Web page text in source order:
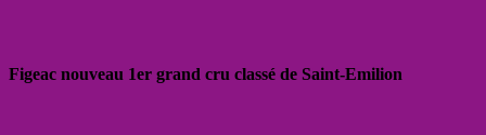
Figeac nouveau 1er grand cru classé de Saint-Emilion